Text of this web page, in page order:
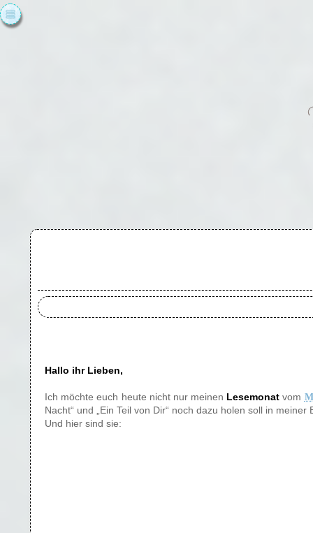
Hallo ihr Lieben,
Ich möchte euch heute nicht nur meinen Lesemonatvom
Nacht“ und „Ein Teil von Dir“ noch dazu holen soll in
Und hier sind sie: